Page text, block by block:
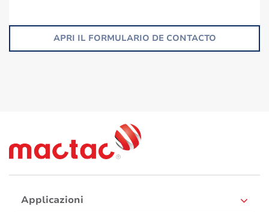
APRI IL FORMULARIO DE CONTACTO
Applicazioni